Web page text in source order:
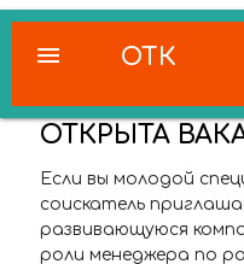
ОТК
menu
ОТКРЫТА
Если вы молодой
соискатель
развивающуюся
роли менеджера по